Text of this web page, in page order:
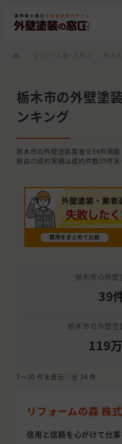
栃木市の外壁塗
ンキング
栃木市の外壁塗装業者を34件掲
経由の成約実績は成約件数39件あ
栃木市の外壁
39
栃木市の外壁塗
119
1〜10 件を表示／全 34 件
リフォームの森 株
信用と信頼を心がけて仕事